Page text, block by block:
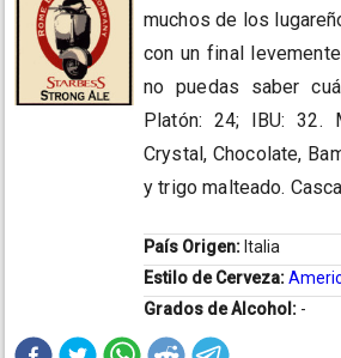
muchos de los
con un final
no puedas saber
Platón: 24; IBU: 32.
Crystal, Chocolate,
y trigo malteado.
País Origen: Italia
Estilo de Cerveza:
Grados de Alcohol: -